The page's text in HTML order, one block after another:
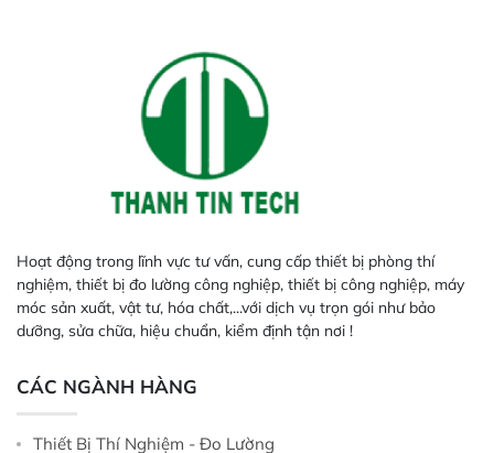
Hoạt động trong lĩnh vực tư vấn, cung cấp thiết bị phòng thí
nghiệm, thiết bị đo lường công nghiệp, thiết bị công nghiệp, máy
móc sản xuất, vật tư, hóa chất,...với dịch vụ trọn gói như bảo
dưỡng, sửa chữa, hiệu chuẩn, kiểm định tận nơi !
CÁC NGÀNH HÀNG
Thiết Bị Thí Nghiệm - Đo Lường